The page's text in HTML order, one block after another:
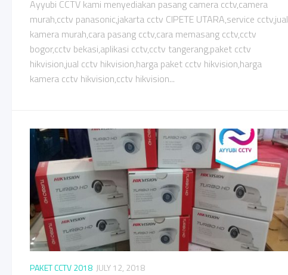
Ayyubi CCTV kami menyediakan pasang camera cctv,camera
murah,cctv panasonic,jakarta cctv CIPETE UTARA,service cctv,jual
kamera murah,cara pasang cctv,cara memasang cctv,cctv
bogor,cctv bekasi,aplikasi cctv,cctv tangerang,paket cctv
hikvision,jual cctv hikvision,harga paket cctv hikvision,harga
kamera cctv hikvision,cctv hikvision...
PAKET CCTV 2018 JULY 12, 2018